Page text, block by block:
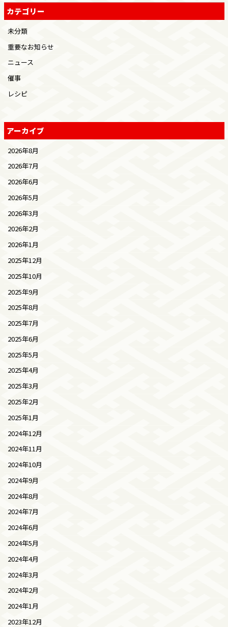
カテゴリー
未分類
重要なお知らせ
ニュース
催事
レシピ
アーカイブ
2026年8月
2026年7月
2026年6月
2026年5月
2026年3月
2026年2月
2026年1月
2025年12月
2025年10月
2025年9月
2025年8月
2025年7月
2025年6月
2025年5月
2025年4月
2025年3月
2025年2月
2025年1月
2024年12月
2024年11月
2024年10月
2024年9月
2024年8月
2024年7月
2024年6月
2024年5月
2024年4月
2024年3月
2024年2月
2024年1月
2023年12月